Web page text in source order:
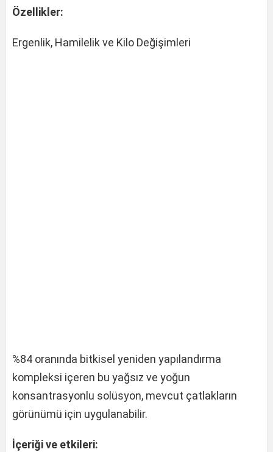
Özellikler:
Ergenlik, Hamilelik ve Kilo Değişimleri
%84 oranında bitkisel yeniden yapılandırma
kompleksi içeren bu yağsız ve yoğun
konsantrasyonlu solüsyon, mevcut çatlakların
görünümü için uygulanabilir.
İçeriği ve etkileri: